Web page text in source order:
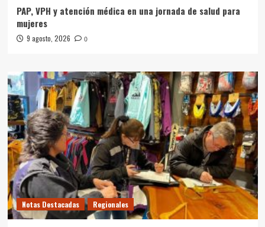
PAP, VPH y atención médica en una jornada de salud para
mujeres
9 agosto, 2026 0
Notas Destacadas Regionales